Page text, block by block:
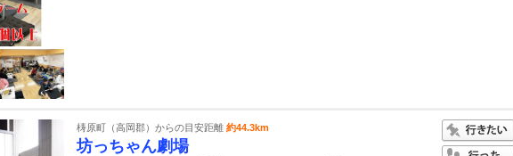
梼原町（高岡郡）からの目安距離 約44.3km
坊っちゃん劇場